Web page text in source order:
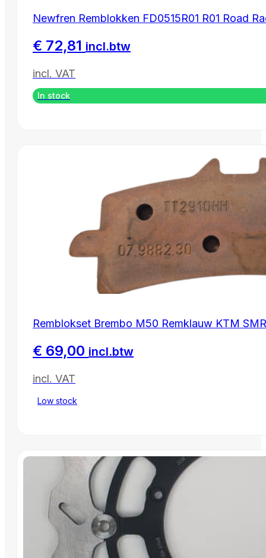
Newfren Remblokken FD0515R01 R01 Road
€ 72,81 incl.btw
incl. VAT
In stock
Remblokset Brembo M50 Remklauw KTM
€ 69,00 incl.btw
incl. VAT
Low stock